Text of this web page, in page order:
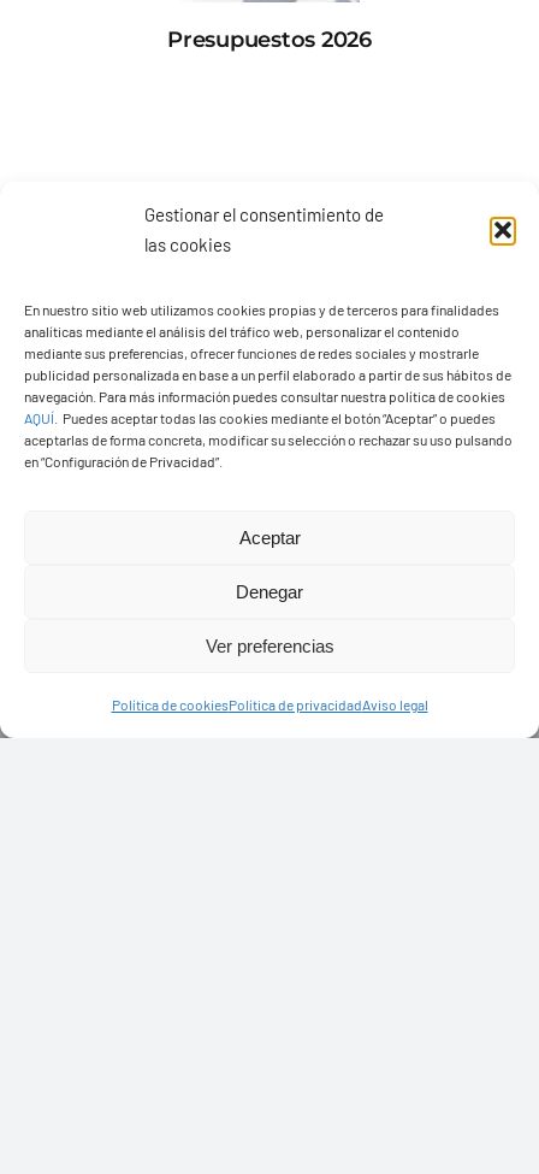
Gestionar el consentimiento de
las cookies
En nuestro sitio web utilizamos cookies propias y de terceros para finalidades
analíticas mediante el análisis del tráfico web, personalizar el contenido
mediante sus preferencias, ofrecer funciones de redes sociales y mostrarle
publicidad personalizada en base a un perfil elaborado a partir de sus hábitos de
navegación. Para más información puedes consultar nuestra política de cookies
AQUÍ
Puedes aceptar todas las cookies mediante el botón “Aceptar” o puedes
aceptarlas de forma concreta, modificar su selección o rechazar su uso pulsando
en “Configuración de Privacidad”.
Aceptar
Denegar
Ver preferencias
Política de cookiesPolítica de privacidadAviso legal
Presupuestos 2026